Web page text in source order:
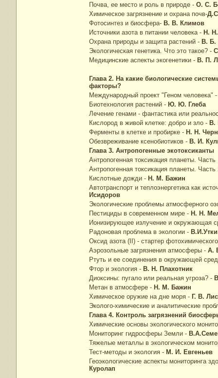
Почва, ее место и роль в природе - О. С.
Химическое загрязнение и охрана почв-
Фотосинтез и биосфера- В. В. Климов
Источники азота в питании человека - Н.
Охрана природы и защита растений - В.
Экологическая генетика. Что это такое? -
Медицинские аспекты экогенетики - В. П.
Глава 2. На какие биологические
факторы?
Международный проект "Геном человека"
Биотехнология растений - Ю. Ю.
Лечение генами - фантастика или
Кислород в живой клетке: добро и зло -
Ферменты в клетке и пробирке - Н. Н.
Обезвреживание ксенобиотиков - В. И.
Глава 3. Антропогенные
Антропогенная токсикация планеты.
Антропогенная токсикация планеты.
Кислотные дожди - Н. М. Бажин
Автотранспорт и теплоэнергетика как
Исидоров
Экологические проблемы атмосферного
Пестициды в современном мире - Н. Н.
Ионизирующее излучение и окружающая
Радоновая проблема в экологии -
Оксид азота (II) - стартер
Аэрозольные загрязнения атмосферы - А.
Ртуть и ее соединения в окружающей
Фтор и экология - В. Н. Плахотник
Диоксины: пугало или реальная угроза? -
Метан в атмосфере - Н. М. Бажин
Химическое оружие на дне моря - Г. В.
Эколого-химические и аналитические
Глава 4. Контроль загрязнений
Химические основы экологического
Мониторинг гидросферы Земли -
Тяжелые металлы в экологическом
Тест-методы и экология - М. И. Евгеньев
Геоэкологические аспекты
Куролап